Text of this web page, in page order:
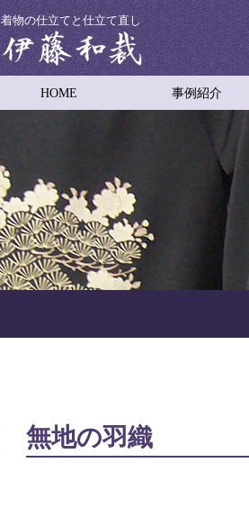
着物の仕立てと仕立て直し
HOME 事例紹介
着物の仕立て
着物の仕立て直し
男物着物の仕立て
子供用着物の仕立て
着物コートの仕立て
羽織り
舞台衣装
振袖の裾引き
無地の羽織